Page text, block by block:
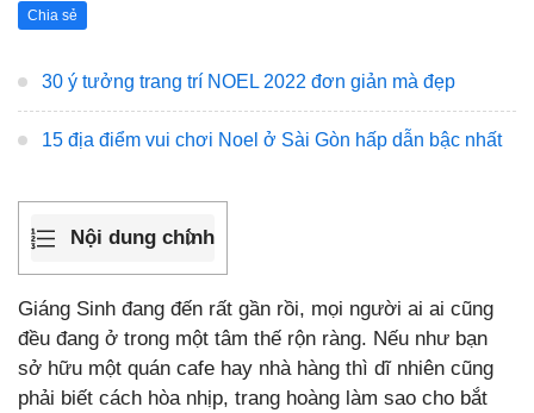
Chia sẻ
30 ý tưởng trang trí NOEL 2022 đơn giản mà đẹp
15 địa điểm vui chơi Noel ở Sài Gòn hấp dẫn bậc nhất
Nội dung chính
Giáng Sinh đang đến rất gần rồi, mọi người ai ai cũng
đều đang ở trong một tâm thế rộn ràng. Nếu như bạn
sở hữu một quán cafe hay nhà hàng thì dĩ nhiên cũng
phải biết cách hòa nhịp, trang hoàng làm sao cho bắt